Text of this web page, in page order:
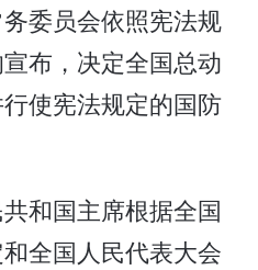
委员会依照宪法规
布，决定全国总动
使宪法规定的国防
和国主席根据全国
全国人民代表大会